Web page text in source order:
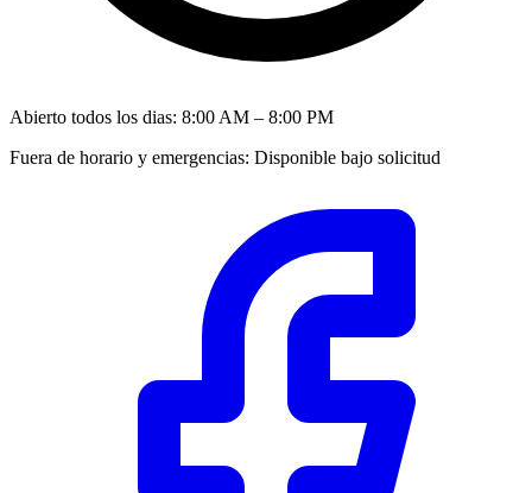
Abierto todos los dias: 8:00 AM – 8:00 PM
Fuera de horario y emergencias: Disponible bajo solicitud